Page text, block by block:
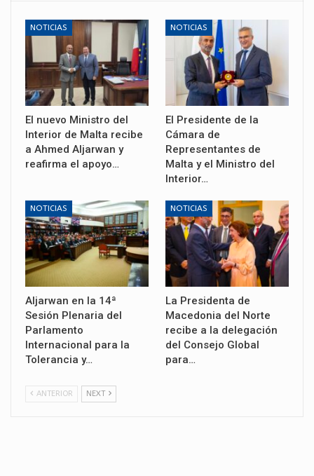
NOTICIAS
El nuevo Ministro del
Interior de Malta recibe
a Ahmed Aljarwan y
reafirma el apoyo…
NOTICIAS
El Presidente de la
Cámara de
Representantes de
Malta y el Ministro del
Interior…
NOTICIAS
Aljarwan en la 14ª
Sesión Plenaria del
Parlamento
Internacional para la
Tolerancia y…
NOTICIAS
La Presidenta de
Macedonia del Norte
recibe a la delegación
del Consejo Global
para…
ANTERIOR NEXT